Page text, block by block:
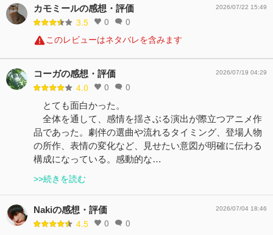
カモミールの感想・評価
3.5 0 0
2026/07/22 15:49
このレビューはネタバレを含みます
コーガの感想・評価
4.0 0 0
2026/07/19 04:29
とても面白かった。
全体を通して、感情を揺さぶる演出が際立つアニメ作
品であった。劇伴の選曲や流れるタイミング、登場人物
の所作、表情の変化など、見せたい意図が明確に伝わる
構成になっている。感動的な…
>>続きを読む
Nakiの感想・評価
4.5 0 0
2026/07/04 18:46